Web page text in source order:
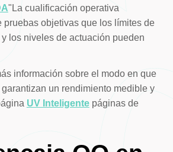
"La cualificación operativa
pruebas objetivas que los límites de
los niveles de actuación pueden
información sobre el modo en que
un rendimiento medible y
UV Inteligentepáginas de